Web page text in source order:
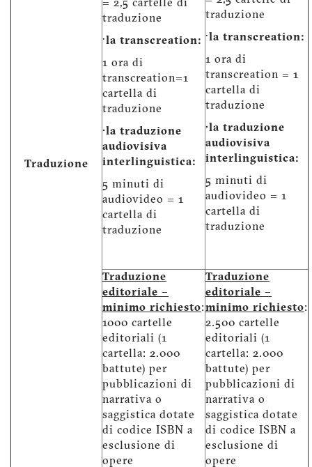
Traduzione
= 2,5 cartelle di
traduzione
·la transcreation:
1 ora di
transcreation=1
cartella di
traduzione
·la traduzione
audiovisiva
interlinguistica:
5 minuti di
audiovideo = 1
cartella di
traduzione
traduzione
·la transcreation:
1 ora di
transcreation = 1
cartella di
traduzione
·la traduzione
audiovisiva
interlinguistica:
5 minuti di
audiovideo = 1
cartella di
traduzione
Traduzione
editoriale –
minimo richiesto:
1000 cartelle
editoriali (1
cartella: 2.000
battute) per
pubblicazioni di
narrativa o
saggistica dotate
di codice ISBN a
esclusione di
opere
Traduzione
editoriale –
minimo richiesto:
2.500 cartelle
editoriali (1
cartella: 2.000
battute) per
pubblicazioni di
narrativa o
saggistica dotate
di codice ISBN a
esclusione di
opere